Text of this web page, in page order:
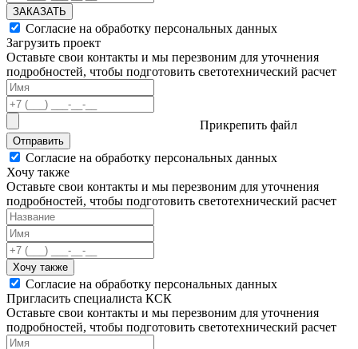
ЗАКАЗАТЬ
Согласие на обработку персональных данных
Загрузить проект
Оставьте свои контакты и мы перезвоним для уточнения
подробностей, чтобы подготовить светотехнический расчет
Прикрепить файл
Отправить
Согласие на обработку персональных данных
Хочу также
Оставьте свои контакты и мы перезвоним для уточнения
подробностей, чтобы подготовить светотехнический расчет
Хочу также
Согласие на обработку персональных данных
Пригласить специалиста КСК
Оставьте свои контакты и мы перезвоним для уточнения
подробностей, чтобы подготовить светотехнический расчет